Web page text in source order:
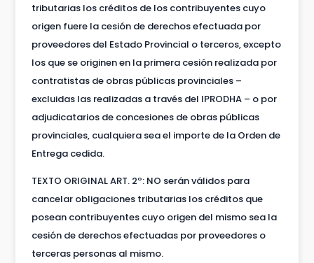
tributarias los créditos de los contribuyentes cuyo
origen fuere la cesión de derechos efectuada por
proveedores del Estado Provincial o terceros, excepto
los que se originen en la primera cesión realizada por
contratistas de obras públicas provinciales –
excluidas las realizadas a través del IPRODHA – o por
adjudicatarios de concesiones de obras públicas
provinciales, cualquiera sea el importe de la Orden de
Entrega cedida.
TEXTO ORIGINAL ART. 2º: NO serán válidos para
cancelar obligaciones tributarias los créditos que
posean contribuyentes cuyo origen del mismo sea la
cesión de derechos efectuadas por proveedores o
terceras personas al mismo.